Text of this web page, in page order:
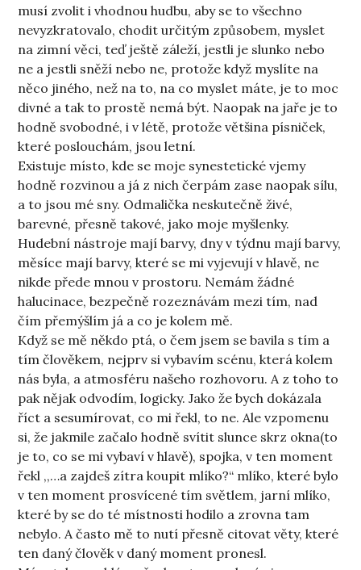
musí zvolit i vhodnou hudbu, aby se to všechno
nevyzkratovalo, chodit určitým způsobem, myslet
na zimní věci, teď ještě záleží, jestli je slunko nebo
ne a jestli sněží nebo ne, protože když myslíte na
něco jiného, než na to, na co myslet máte, je to moc
divné a tak to prostě nemá být. Naopak na jaře je to
hodně svobodné, i v létě, protože většina písniček,
které poslouchám, jsou letní.
Existuje místo, kde se moje synestetické vjemy
hodně rozvinou a já z nich čerpám zase naopak sílu,
a to jsou mé sny. Odmalička neskutečně živé,
barevné, přesně takové, jako moje myšlenky.
Hudební nástroje mají barvy, dny v týdnu mají barvy,
měsíce mají barvy, které se mi vyjevují v hlavě, ne
nikde přede mnou v prostoru. Nemám žádné
halucinace, bezpečně rozeznávám mezi tím, nad
čím přemýšlím já a co je kolem mě.
Když se mě někdo ptá, o čem jsem se bavila s tím a
tím člověkem, nejprv si vybavím scénu, která kolem
nás byla, a atmosféru našeho rozhovoru. A z toho to
pak nějak odvodím, logicky. Jako že bych dokázala
říct a sesumírovat, co mi řekl, to ne. Ale vzpomenu
si, že jakmile začalo hodně svítit slunce skrz okna(to
je to, co se mi vybaví v hlavě), spojka, v ten moment
řekl ,,…a zajdeš zítra koupit mlíko?“ mlíko, které bylo
v ten moment prosvícené tím světlem, jarní mlíko,
které by se do té místnosti hodilo a zrovna tam
nebylo. A často mě to nutí přesně citovat věty, které
ten daný člověk v daný moment pronesl.